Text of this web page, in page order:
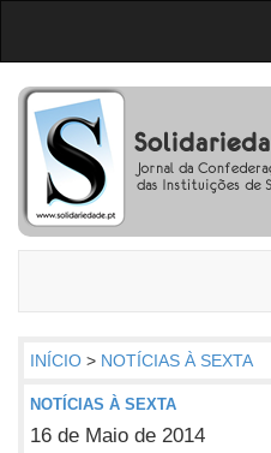
INÍCIO > NOTÍCIAS À SEXTA
NOTÍCIAS À SEXTA
16 de Maio de 2014